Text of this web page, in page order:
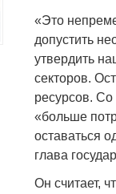
«Это
допустить
утвердить
секторов.
ресурсов.
«больше
оставаться
глава
Он считает,